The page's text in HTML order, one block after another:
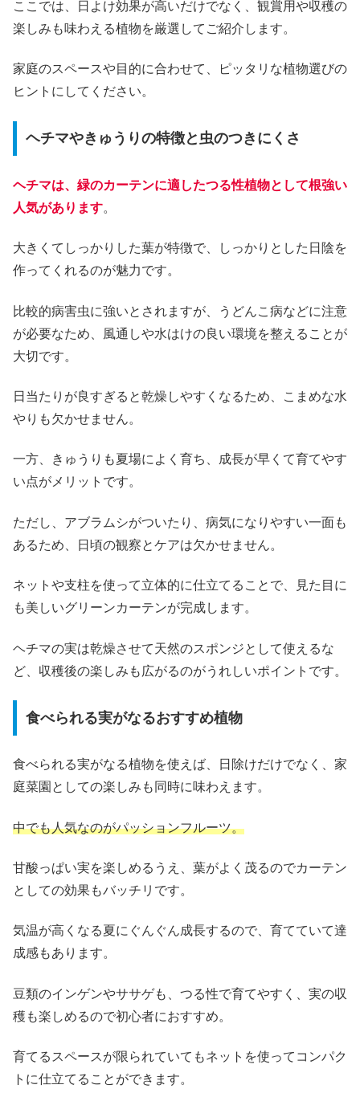
ここでは、日よけ効果が高いだけでなく、観賞用や収穫の
楽しみも味わえる植物を厳選してご紹介します。
家庭のスペースや目的に合わせて、ピッタリな植物選びの
ヒントにしてください。
ヘチマやきゅうりの特徴と虫のつきにくさ
ヘチマは、緑のカーテンに適したつる性植物として根強い
人気があります。
大きくてしっかりした葉が特徴で、しっかりとした日陰を
作ってくれるのが魅力です。
比較的病害虫に強いとされますが、うどんこ病などに注意
が必要なため、風通しや水はけの良い環境を整えることが
大切です。
日当たりが良すぎると乾燥しやすくなるため、こまめな水
やりも欠かせません。
一方、きゅうりも夏場によく育ち、成長が早くて育てやす
い点がメリットです。
ただし、アブラムシがついたり、病気になりやすい一面も
あるため、日頃の観察とケアは欠かせません。
ネットや支柱を使って立体的に仕立てることで、見た目に
も美しいグリーンカーテンが完成します。
ヘチマの実は乾燥させて天然のスポンジとして使えるな
ど、収穫後の楽しみも広がるのがうれしいポイントです。
食べられる実がなるおすすめ植物
食べられる実がなる植物を使えば、日除けだけでなく、家
庭菜園としての楽しみも同時に味わえます。
中でも人気なのがパッションフルーツ。
甘酸っぱい実を楽しめるうえ、葉がよく茂るのでカーテン
としての効果もバッチリです。
気温が高くなる夏にぐんぐん成長するので、育てていて達
成感もあります。
豆類のインゲンやササゲも、つる性で育てやすく、実の収
穫も楽しめるので初心者におすすめ。
育てるスペースが限られていてもネットを使ってコンパク
トに仕立てることができます。